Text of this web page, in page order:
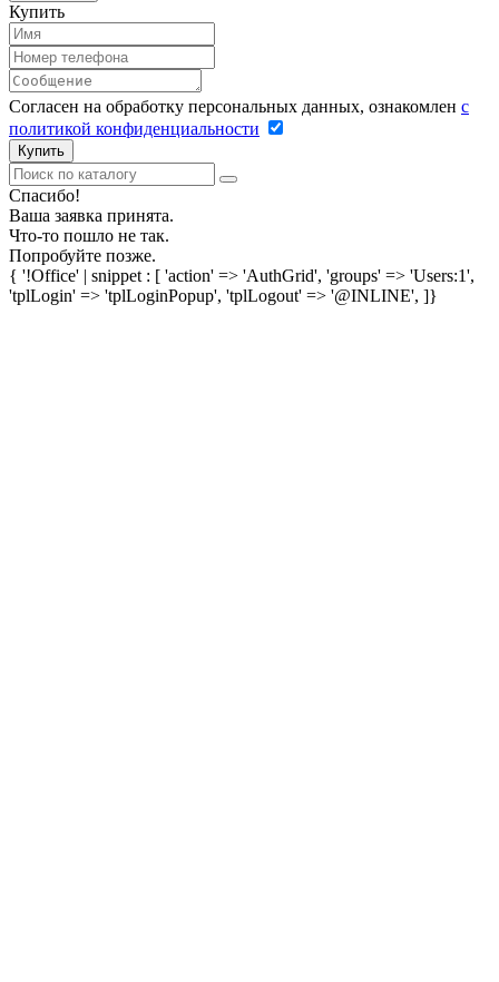
Купить
Согласен на обработку персональных данных, ознакомлен с
политикой конфиденциальности
Купить
Спасибо!
Ваша заявка принята.
Что-то пошло не так.
Попробуйте позже.
{ '!Office' | snippet : [ 'action' => 'AuthGrid', 'groups' => 'Users:1',
'tplLogin' => 'tplLoginPopup', 'tplLogout' => '@INLINE', ]}